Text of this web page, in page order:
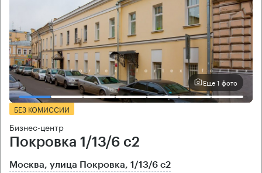
Еще 1 фото
БЕЗ КОМИССИИ
Бизнес-центр
Покровка 1/13/6 с2
Москва, улица Покровка, 1/13/6 с2